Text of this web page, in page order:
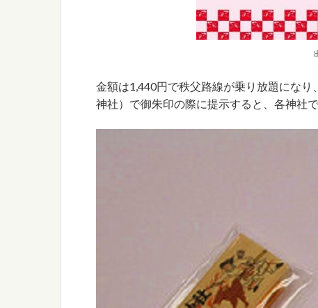
金額は1,440円で秩父路線が乗り放題になり
神社）で御朱印の際に提示すると、各神社